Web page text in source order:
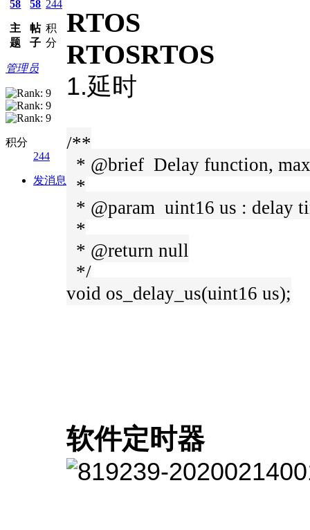
58
主
题
58
帖
子
244
积
分
管理员
积分
244
发消息
RTOS
RTOSRTOS
1.延时
/**
* @brief Delay function,
*
* @param uint16 us : delay
*
* @return null
*/
void os_delay_us(uint16 us);
软件定时器